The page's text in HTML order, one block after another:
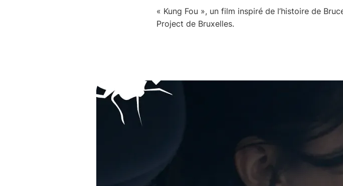
« Kung Fou », un film inspiré de l’histoire de
Project de Bruxelles.